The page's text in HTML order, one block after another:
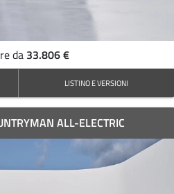
da 33.806 €
LISTINO E VERSIONI
ALL-ELECTRIC